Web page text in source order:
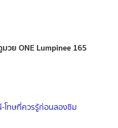
ย ONE Lumpinee 165